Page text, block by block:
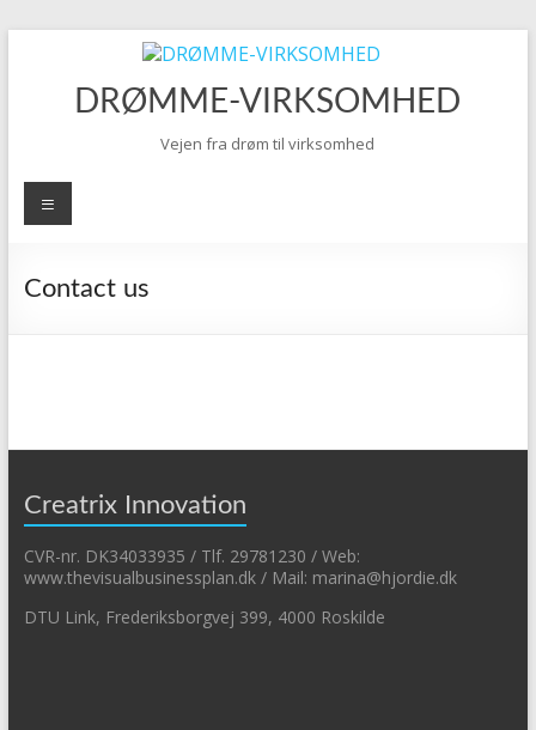
DRØMME-VIRKSOMHED
Vejen fra drøm til virksomhed
Menu
Contact us
Creatrix Innovation
CVR-nr. DK34033935 / Tlf. 29781230 / Web:
www.thevisualbusinessplan.dk / Mail: marina@hjordie.dk
DTU Link, Frederiksborgvej 399, 4000 Roskilde